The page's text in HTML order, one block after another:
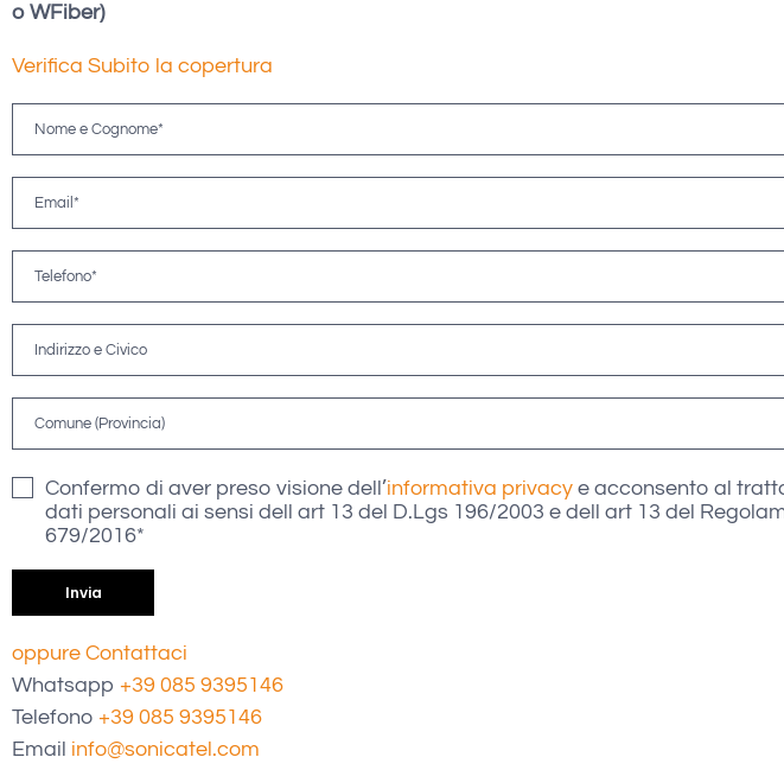
o WFiber)
Verifica Subito la copertura
Confermo di aver preso visione dell’informativa privacy e acconsento al
dati personali ai sensi dell art 13 del D.Lgs 196/2003 e dell art 13 del
679/2016*
oppure Contattaci
Whatsapp +39 085 9395146
Telefono +39 085 9395146
Email info@sonicatel.com